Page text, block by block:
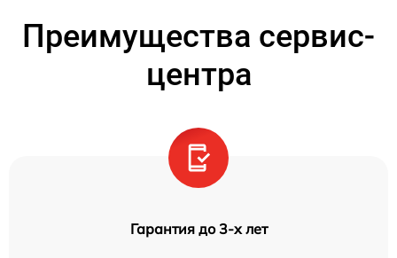
Преимущества сервис-
центра
Гарантия до 3-х лет